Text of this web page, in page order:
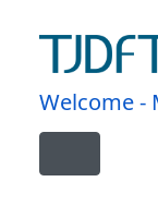
Welcome -
Toggle